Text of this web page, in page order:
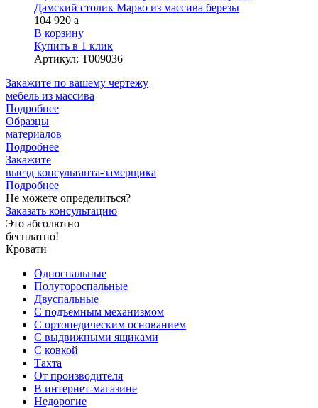
Дамский столик Марко из массива березы
104 920 a
В корзину
Купить в 1 клик
Артикул: Т009036
Закажите по вашему чертежу
мебель из массива
Подробнее
Образцы
материалов
Подробнее
Закажите
выезд консультанта-замерщика
Подробнее
Не можете определиться?
Заказать консультацию
Это абсолютно
бесплатно!
Кровати
Односпальные
Полутороспальные
Двуспальные
С подъемным механизмом
С ортопедическим основанием
С выдвижными ящиками
С ковкой
Тахта
От производителя
В интернет-магазине
Недорогие